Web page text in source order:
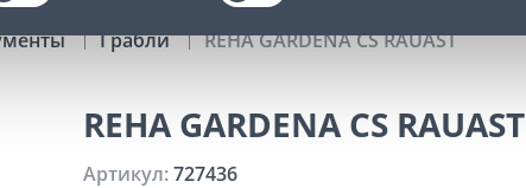
Грабли REHA GARDENA CS RAUAST
REHA GARDENA CS RAUAST
Артикул:727436